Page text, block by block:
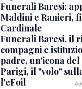
Funerali Baresi:
Maldini e Ranieri,
Cardinale
Funerali Baresi, il
compagni e
padre, un'icona del
Parigi, il "volo"
l'eFoil